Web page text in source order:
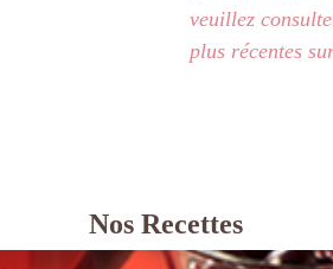
veuillez
plus récentes
Nos Recettes